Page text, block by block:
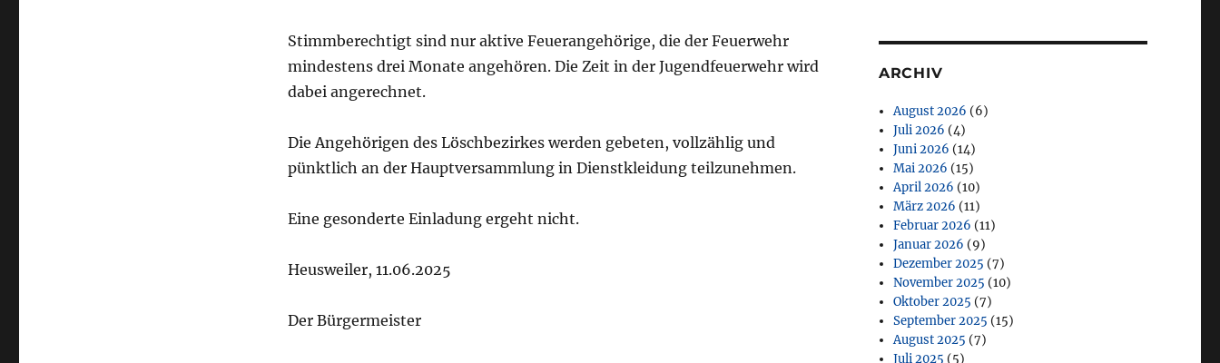
Stimmberechtigt sind nur aktive Feuerangehörige, die der Feuerwehr
mindestens drei Monate angehören. Die Zeit in der Jugendfeuerwehr wird
dabei angerechnet.
Die Angehörigen des Löschbezirkes werden gebeten, vollzählig und
pünktlich an der Hauptversammlung in Dienstkleidung teilzunehmen.
Eine gesonderte Einladung ergeht nicht.
Heusweiler, 11.06.2025
Der Bürgermeister
ARCHIV
August 2026 (6)
Juli 2026 (4)
Juni 2026 (14)
Mai 2026 (15)
April 2026 (10)
März 2026 (11)
Februar 2026 (11)
Januar 2026 (9)
Dezember 2025 (7)
November 2025 (10)
Oktober 2025 (7)
September 2025 (15)
August 2025 (7)
Juli 2025 (5)